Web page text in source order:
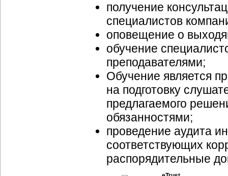
получение
специалистов
оповещение о
обучение
преподавателями;
Обучение является
на подготовку
предлагаемого
обязанностями;
проведение аудита
соответствующих
распорядительные